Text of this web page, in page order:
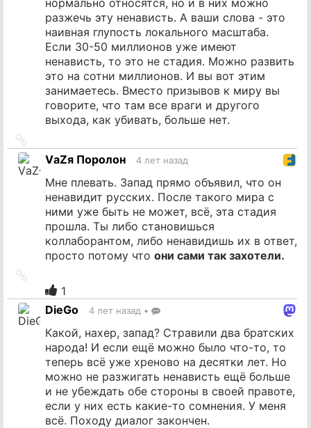
разжечь эту ненависть. А ваши слова - это
наивная глупость локального масштаба.
Если 30-50 миллионов уже имеют
ненависть, то это не стадия. Можно развить
это на сотни миллионов. И вы вот этим
занимаетесь. Вместо призывов к миру вы
говорите, что там все враги и другого
выхода, как убивать, больше нет.
на
источник
VаZя Поролон 4 лет назад
Мне плевать. Запад прямо объявил, что он
ненавидит русских. После такого мира с
ними уже быть не может, всё, эта стадия
прошла. Ты либо становишься
коллаборантом, либо ненавидишь их в ответ,
просто потому что они сами так захотели.
источник
1
DieGo
4 лет назад •
Какой, нахер, запад? Стравили два братских
народа! И если ещё можно было что-то, то
теперь всё уже хреново на десятки лет. Но
можно не разжигать ненависть ещё больше
и не убеждать обе стороны в своей правоте,
если у них есть какие-то сомнения. У меня
всё. Походу диалог закончен.